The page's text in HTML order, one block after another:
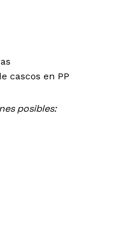
cascos en PP
posibles: